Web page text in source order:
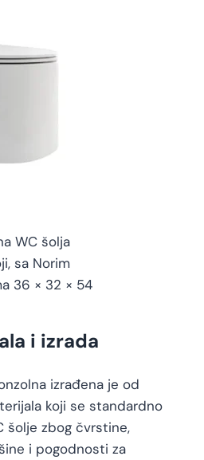
WC šolja
sa Norim
36 × 32 × 54
i izrada
izrađena je od
koji se standardno
šolje zbog čvrstine,
i pogodnosti za